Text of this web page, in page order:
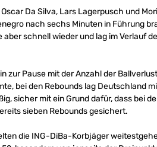
Da Silva, Lars Lagerpusch und
nach sechs Minuten in Führung
schnell wieder und lag im Verlauf
zur Pause mit der Anzahl der
bei den Rebounds lag Deutschland
sicher mit ein Grund dafür, dass bei
sieben Rebounds gesichert.
die ING-DiBa-Korbjäger